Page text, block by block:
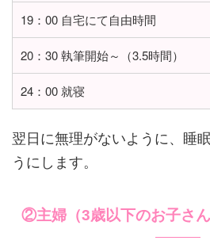
19：00 自宅にて自由時間
20：30 執筆開始～（3.5時間）
24：00 就寝
翌日に無理がないように、睡
うにします。
②主婦（3歳以下のお子さ